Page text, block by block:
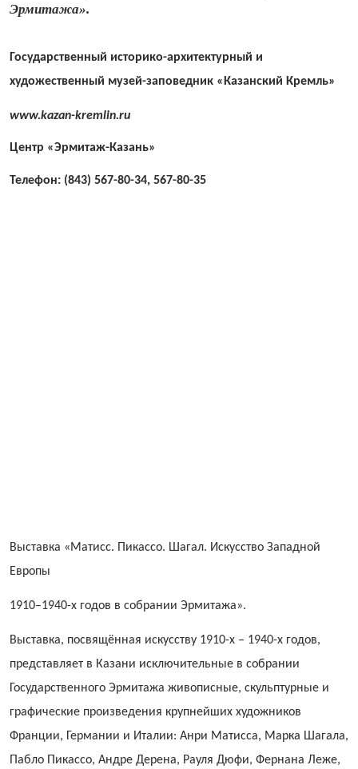
Эрмитажа».
Государственный историко-архитектурный и
художественный музей-заповедник «Казанский Кремль»
www.kazan-kremlin.ru
Центр «Эрмитаж-Казань»
Телефон: (843) 567-80-34, 567-80-35
Выставка «Матисс. Пикассо. Шагал. Искусство Западной
Европы
1910–1940-х годов в собрании Эрмитажа».
Выставка, посвящённая искусству 1910-х – 1940-х годов,
представляет в Казани исключительные в собрании
Государственного Эрмитажа живописные, скульптурные и
графические произведения крупнейших художников
Франции, Германии и Италии: Анри Матисса, Марка Шагала,
Пабло Пикассо, Андре Дерена, Рауля Дюфи, Фернана Леже,